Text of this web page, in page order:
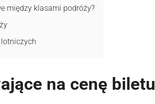
między klasami podróży?
na cenę biletu